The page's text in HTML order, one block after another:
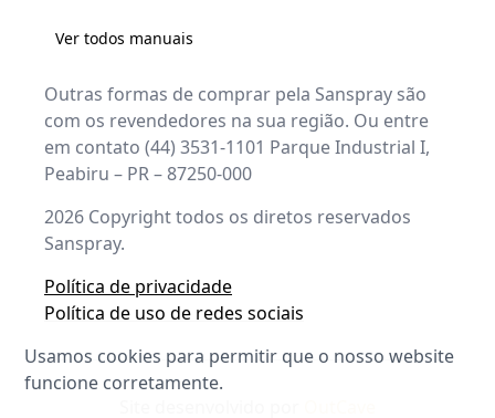
Usamos cookies para permitir que o nosso website
funcione corretamente.
Ver todos manuais
Outras formas de comprar pela Sanspray são
com os revendedores na sua região. Ou entre
em contato (44) 3531-1101 Parque Industrial I,
Peabiru – PR – 87250-000
2026 Copyright todos os diretos reservados
Sanspray.
Política de privacidade
Política de uso de redes sociais